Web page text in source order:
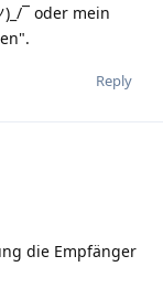
¯ oder mein
Reply
die Empfänger